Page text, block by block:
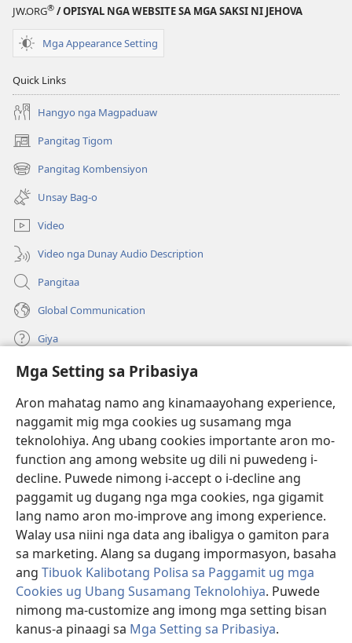
Mga Setting sa Pribasiya
Aron mahatag namo ang kinamaayohang experience,
naggamit mig mga cookies ug susamang mga
teknolohiya. Ang ubang cookies importante aron mo-
function ang among website ug dili ni puwedeng i-
decline. Puwede nimong i-accept o i-decline ang
paggamit ug dugang nga mga cookies, nga gigamit
lang namo aron mo-improve ang imong experience.
Walay usa niini nga data ang ibaligya o gamiton para
sa marketing. Alang sa dugang impormasyon, basaha
ang Tibuok Kalibotang Polisa sa Paggamit ug mga
Cookies ug Ubang Susamang Teknolohiya. Puwede
nimong ma-customize ang imong mga setting bisan
kanus-a pinaagi sa Mga Setting sa Pribasiya.
JW.ORG® / OPISYAL NGA WEBSITE SA MGA SAKSI NI JEHOVA
Mga Appearance Setting
Quick Links
Hangyo nga Magpaduaw
Pangitag Tigom
(mo-
open
ug
bag-
ong
window)
Pangitag Kombensiyon
(mo-
open
ug
bag-
ong
window)
Unsay Bag-o
Video
Video nga Dunay Audio Description
Pangitaa
Global Communication
Giya
Donasyon
(mo-
open
bag-
ong
window)
Watchtower ONLINE NGA LIBRARYA
(mo-
open
ug
bag-
window)
JW Hub
(mo-
open
ug
bag-
ong
window)
JW Library
Watchtower Library
Copyright© 2026 Watch Tower Bible and Tract Society of Pennsylvania.
KONDISYONES SA PAGGAMIT
|POLISA SA PRIBASIYA|
SA PRIBASIYA